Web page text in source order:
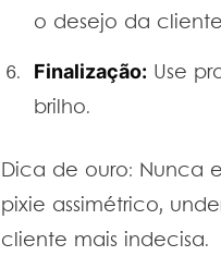
o desejo da
Finalização: Use
brilho.
Dica de ouro: Nunca
pixie assimétrico,
cliente mais indecisa.